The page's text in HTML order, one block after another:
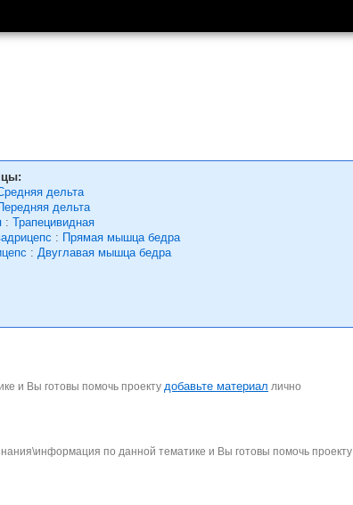
дельта
дельта
: Трапецивидная
: Прямая мышца бедра
: Двуглавая мышца бедра
и Вы готовы помочь проекту добавьте материал лично
по данной тематике и Вы готовы помочь проекту